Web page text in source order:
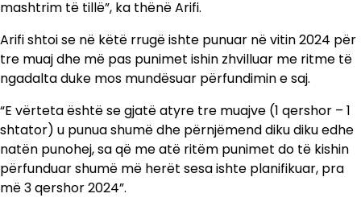
mashtrim të tillë”, ka thënë Arifi.
Arifi shtoi se në këtë rrugë ishte punuar në vitin 2024 për
tre muaj dhe më pas punimet ishin zhvilluar me ritme të
ngadalta duke mos mundësuar përfundimin e saj.
“E vërteta është se gjatë atyre tre muajve (1 qershor – 1
shtator) u punua shumë dhe përnjëmend diku diku edhe
natën punohej, sa që me atë ritëm punimet do të kishin
përfunduar shumë më herët sesa ishte planifikuar, pra
më 3 qershor 2024”.